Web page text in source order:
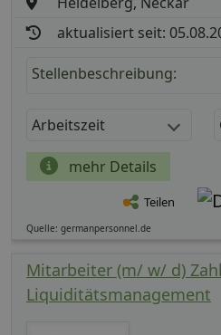
aktualisiert seit:
Stellenbeschreibung:
Arbeitszeit
mehr Details
Teilen
Quelle: germanpersonnel.de
Mitarbeiter (m/ w/ d)
Liquiditätsmanagement